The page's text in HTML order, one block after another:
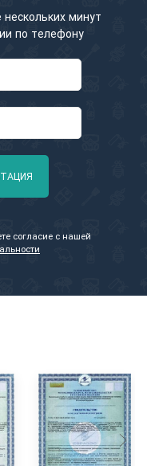
минут
по телефону
согласие с нашей